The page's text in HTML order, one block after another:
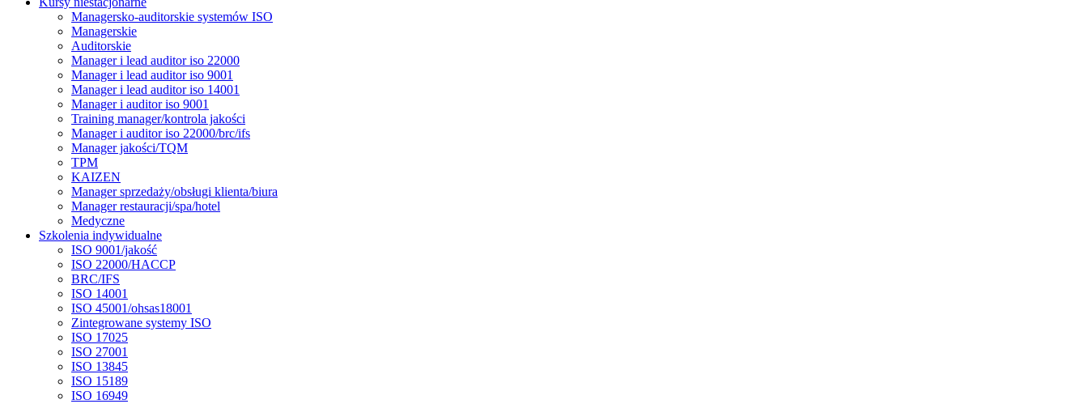
Managersko-auditorskie systemów ISO
Managerskie
Auditorskie
Manager i lead auditor iso 22000
Manager i lead auditor iso 9001
Manager i lead auditor iso 14001
Manager i auditor iso 9001
Training manager/kontrola jakości
Manager i auditor iso 22000/brc/ifs
Manager jakości/TQM
TPM
KAIZEN
Manager sprzedaży/obsługi klienta/biura
Manager restauracji/spa/hotel
Medyczne
Szkolenia indywidualne
ISO 9001/jakość
ISO 22000/HACCP
BRC/IFS
ISO 14001
ISO 45001/ohsas18001
Zintegrowane systemy ISO
ISO 17025
ISO 27001
ISO 13845
ISO 15189
ISO 16949